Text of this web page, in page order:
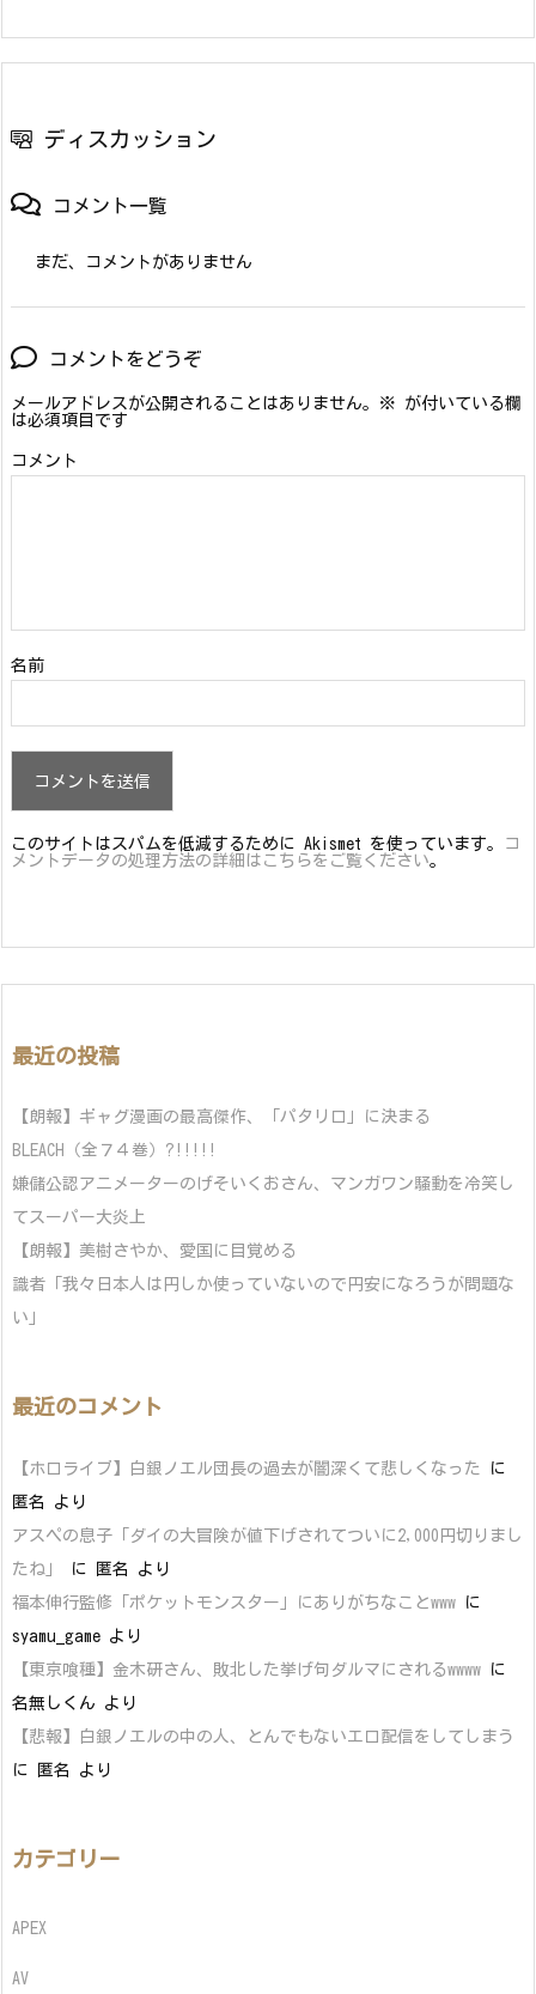
ディスカッション
コメント一覧
まだ、コメントがありません
コメントをどうぞ
メールアドレスが公開されることはありません。 ※ が付いている欄
は必須項目です
コメント
名前
このサイトはスパムを低減するために Akismet を使っています。
コ
メントデータの処理方法の詳細はこちらをご覧ください。
最近の投稿
【朗報】ギャグ漫画の最高傑作、「パタリロ」に決まる
BLEACH（全７４巻）?!!!!!
嫌儲公認アニメーターのげそいくおさん、マンガワン騒動を冷笑し
てスーパー大炎上
【朗報】美樹さやか、愛国に目覚める
識者「我々日本人は円しか使っていないので円安になろうが問題な
い」
最近のコメント
【ホロライブ】白銀ノエル団長の過去が闇深くて悲しくなった
に
匿名
より
アスペの息子「ダイの大冒険が値下げされてついに2,000円切りまし
たね」
に 匿名
より
福本伸行監修「ポケットモンスター」にありがちなことwww に
syamu_game より
【東京喰種】金木研さん、敗北した挙げ句ダルマにされるwwww に
名無しくん より
【悲報】白銀ノエルの中の人、とんでもないエロ配信をしてしまう
に
匿名 より
カテゴリー
APEX
AV